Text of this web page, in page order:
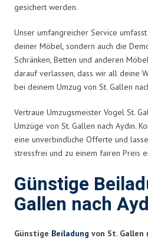
gesichert werden.
Unser umfangreicher Service
deiner Möbel, sondern auch die
Schränken, Betten und anderen
darauf verlassen, dass wir all deine
bei deinem Umzug von St. Gallen
Vertraue Umzugsmeister Vogel St.
Umzüge von St. Gallen nach Aydin.
eine unverbindliche Offerte und
stressfrei und zu einem fairen Preis
Günstige
Gallen nach
Günstige Beiladung von St. Gallen